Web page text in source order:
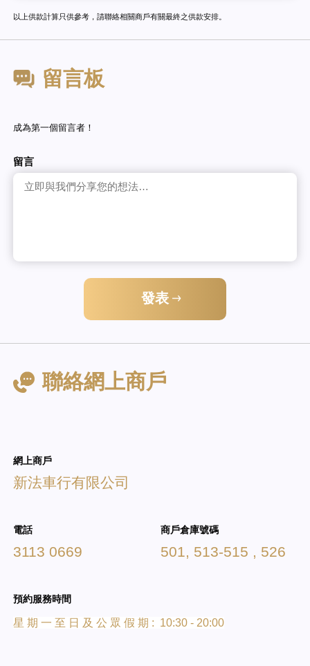
以上供款計算只供參考，請聯絡相關商戶有關最終之供款安排。
留言板
成為第一個留言者！
留言
發表
聯絡網上商戶
網上商戶
新法車行有限公司
電話
3113 0669
商戶倉庫號碼
501, 513-515 , 526
預約服務時間
星 期 一 至 日 及 公 眾 假 期 : 10:30 - 20:00